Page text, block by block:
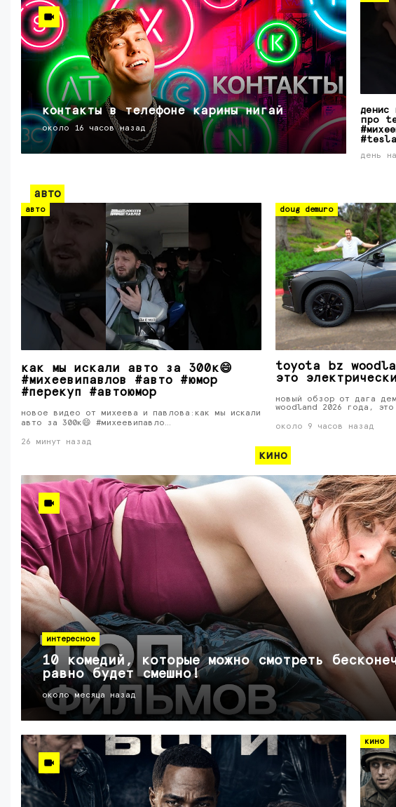
контакты в телефоне карины нигай
около 16 часов назад
денис
про
#tesla
день
авто
авто
как мы искали авто за 300к😄
#михеевипавлов #авто #юмор
#перекуп #автоюмор
новое видео от михеева и павлова:как мы искали
авто за 300к😄 #михеевипавло…
26 минут назад
doug demuro
toyota bz
это
новый обзор от дага
woodland 2026 года, это
около 9 часов назад
кино
интересное
10 комедий, которые можно смотреть
равно будет смешно!
около месяца назад
кино